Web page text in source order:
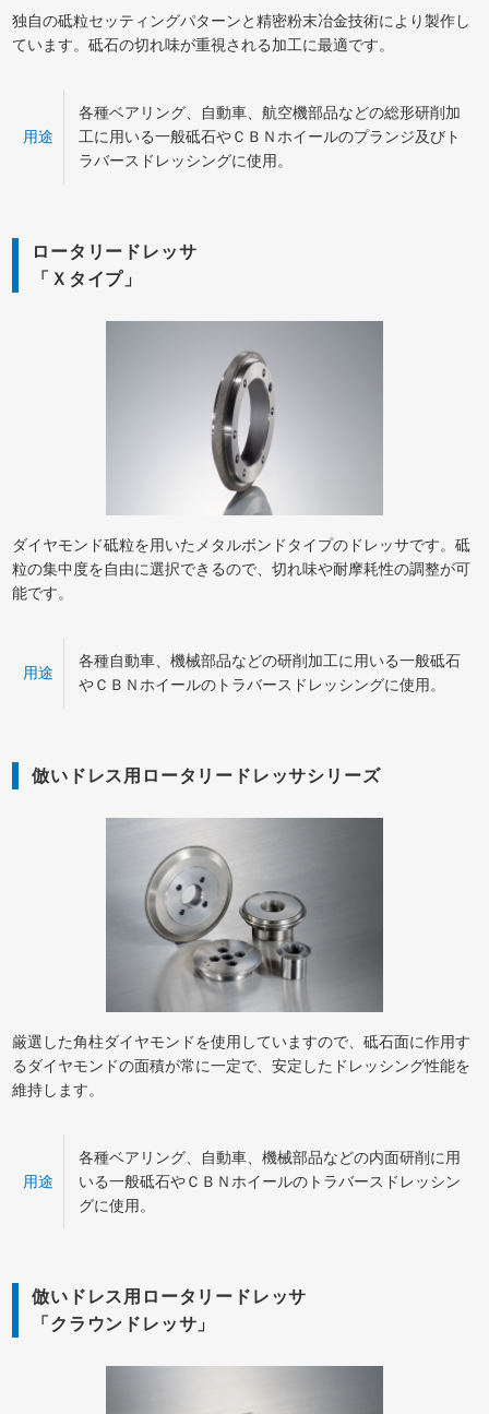
独自の砥粒セッティングパターンと精密粉末冶金技術により製作し
ています。砥石の切れ味が重視される加工に最適です。
用途
各種ベアリング、自動車、航空機部品などの総形研削加
工に用いる一般砥石やＣＢＮホイールのプランジ及びト
ラバースドレッシングに使用。
ロータリードレッサ
「Ｘタイプ」
ダイヤモンド砥粒を用いたメタルボンドタイプのドレッサです。砥
粒の集中度を自由に選択できるので、切れ味や耐摩耗性の調整が可
能です。
用途
各種自動車、機械部品などの研削加工に用いる一般砥石
やＣＢＮホイールのトラバースドレッシングに使用。
倣いドレス用ロータリードレッサシリーズ
厳選した角柱ダイヤモンドを使用していますので、砥石面に作用す
るダイヤモンドの面積が常に一定で、安定したドレッシング性能を
維持します。
用途
各種ベアリング、自動車、機械部品などの内面研削に用
いる一般砥石やＣＢＮホイールのトラバースドレッシン
グに使用。
倣いドレス用ロータリードレッサ
「クラウンドレッサ」